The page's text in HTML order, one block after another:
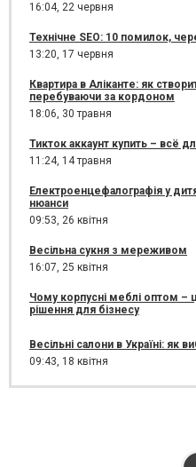
16:04, 22 червня
Технічне SEO: 10 помилок,
13:20, 17 червня
Квартира в Аліканте: як
перебуваючи за кордоном
18:06, 30 травня
Тикток аккаунт купить – всё
11:24, 14 травня
Електроенцефалографія у
нюанси
09:53, 26 квітня
Весільна сукня з мереживом
16:07, 25 квітня
Чому корпусні меблі оптом –
рішення для бізнесу
Весільні салони в Україні: як
09:43, 18 квітня